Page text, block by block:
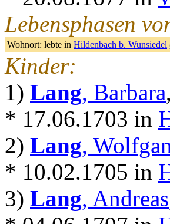
Lebensphasen
Wohnort: lebte in Hildenbach b. Wunsiedel
Kinder:
1) Lang, Barbara
* 17.06.1703 in
2) Lang,
* 10.02.1705 in
3) Lang, Andreas